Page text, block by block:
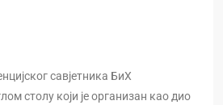
савјетника БиХ
столу који је организан као дио